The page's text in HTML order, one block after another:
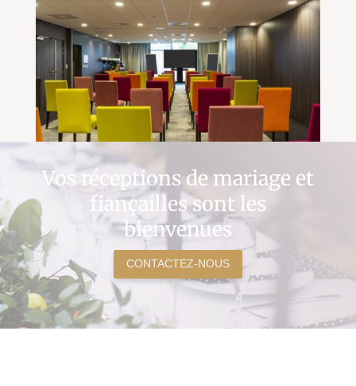
Vos réceptions de mariage et
fiançailles sont les
bienvenues
CONTACTEZ-NOUS